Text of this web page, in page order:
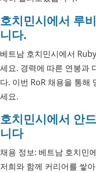
호치민시에서 루
니다.
베트남 호치민시에서
세요. 경력에 따른 연봉과
다. 이번 RoR 채용을 통해
세요.
호치민시에서 안
니다
채용 정보: 베트남 호치민
저희와 함께 커리어를 쌓